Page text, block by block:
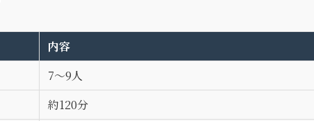
内容
7〜9人
約120分